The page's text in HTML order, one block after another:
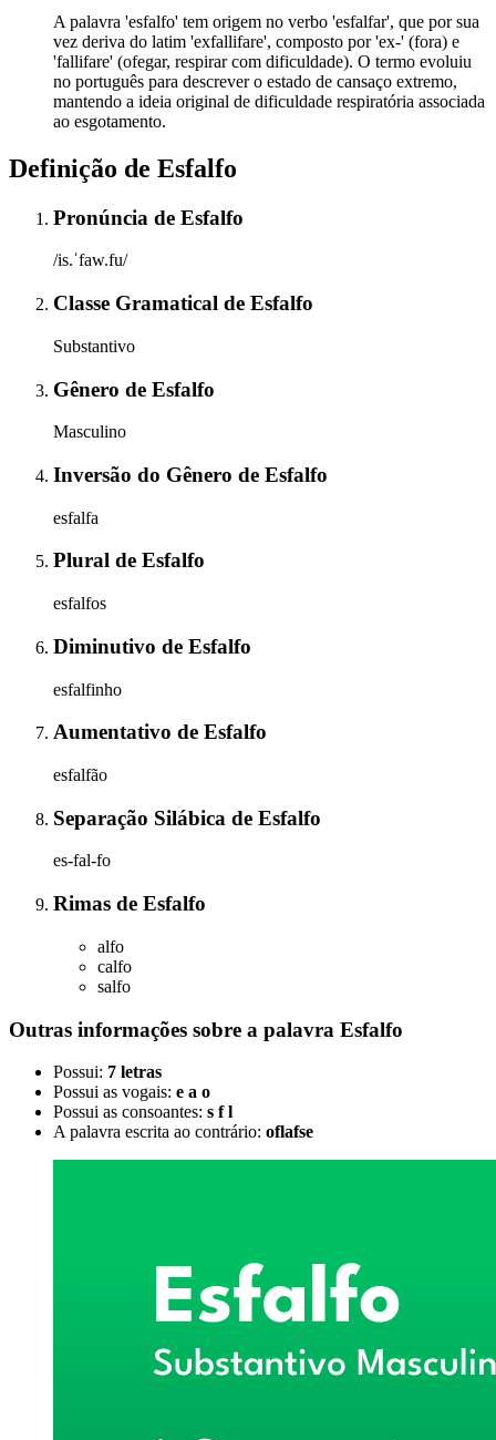
A palavra 'esfalfo' tem origem no verbo 'esfalfar', que por sua
vez deriva do latim 'exfallifare', composto por 'ex-' (fora) e
'fallifare' (ofegar, respirar com dificuldade). O termo evoluiu
no português para descrever o estado de cansaço extremo,
mantendo a ideia original de dificuldade respiratória associada
ao esgotamento.
Definição de Esfalfo
Pronúncia de Esfalfo
/is.ˈfaw.fu/
Classe Gramatical de Esfalfo
Substantivo
Gênero de Esfalfo
Masculino
Inversão do Gênero de Esfalfo
esfalfa
Plural de Esfalfo
esfalfos
Diminutivo de Esfalfo
esfalfinho
Aumentativo de Esfalfo
esfalfão
Separação Silábica de Esfalfo
es-fal-fo
Rimas de Esfalfo
alfo
calfo
salfo
Outras informações sobre a palavra Esfalfo
Possui: 7 letras
Possui as vogais: e a o
Possui as consoantes: s f l
A palavra escrita ao contrário: oflafse